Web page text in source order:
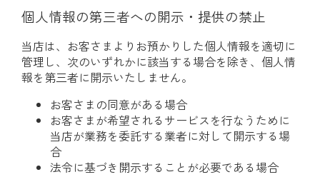
個人情報の第三者への開示・提供の禁止
当店は、お客さまよりお預かりした個人情報を適切に
管理し、次のいずれかに該当する場合を除き、個人情
報を第三者に開示いたしません。
お客さまの同意がある場合
お客さまが希望されるサービスを行なうために
当店が業務を委託する業者に対して開示する場
合
法令に基づき開示することが必要である場合